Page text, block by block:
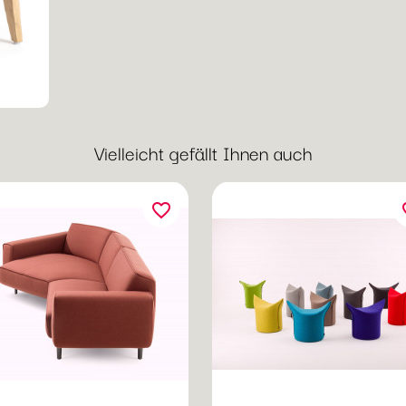
Vielleicht gefällt Ihnen auch
favorite_border